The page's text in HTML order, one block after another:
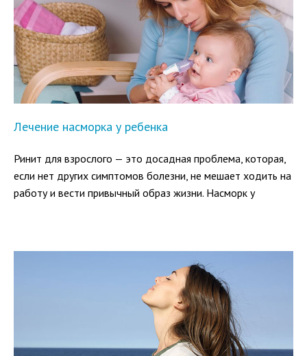
Лечение насморка у ребенка
Ринит для взрослого — это досадная проблема, которая,
если нет других симптомов болезни, не мешает ходить на
работу и вести привычный образ жизни. Насморк у
и найти эффективное бывает непросто.